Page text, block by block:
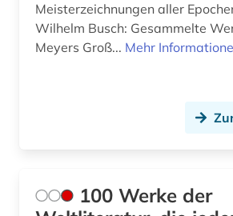
bibliothèque royale albert i. (1)
bilddatenbank (1)
biographie (10)
Spanien (56)
Suedamerika (25)
Vatikanstadt (1)
Meisterzeichnungen aller
Wilhelm Busch: Gesammelte
Meyers Groß... Mehr
100 Werke der